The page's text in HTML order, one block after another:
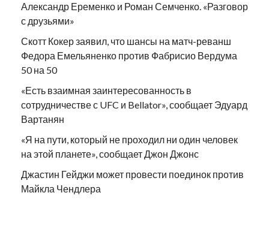
Александр Еременко и Роман Семченко. «Разговор
с друзьями»
Скотт Кокер заявил, что шансы на матч-реванш
Федора Емельяненко против Фабрисио Вердума
50 на 50
«Есть взаимная заинтересованность в
сотрудничестве с UFC и Bellator», сообщает Эдуард
Вартанян
«Я на пути, который не проходил ни один человек
на этой планете», сообщает Джон Джонс
Джастин Гейджи может провести поединок против
Майкла Чендлера